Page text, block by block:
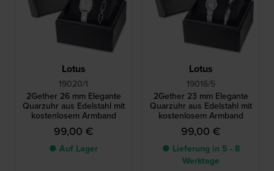
Lotus
19020/1
2Gether 26 mm Elegante
Quarzuhr aus Edelstahl mit
kostenlosem Armband
99,00 €
● Auf Lager
Lotus
19016/5
2Gether 23 mm Elegante
Quarzuhr aus Edelstahl mit
kostenlosem Armband
99,00 €
● Lieferung in 5 - 8
Werktage